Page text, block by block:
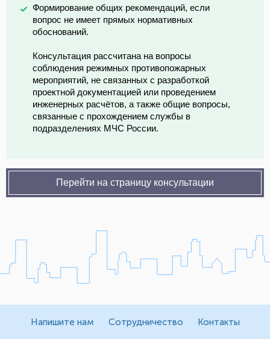
Формирование общих рекомендаций, если
вопрос не имеет прямых нормативных
обоснований.
Консультация рассчитана на вопросы
соблюдения режимных противопожарных
мероприятий, не связанных с разработкой
проектной документацией или проведением
инженерных расчётов, а также общие вопросы,
связанные с прохождением службы в
подразделениях МЧС России.
Перейти на страницу консультации
Напишите нам Сотрудничество Контакты